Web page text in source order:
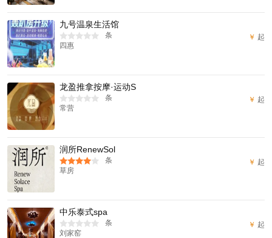
九号温泉生活馆
条
四惠
￥ 起
龙盈推拿按摩·运动S
条
常营
￥ 起
润所RenewSol
条
草房
￥ 起
中乐泰式spa
条
刘家窑
￥ 起